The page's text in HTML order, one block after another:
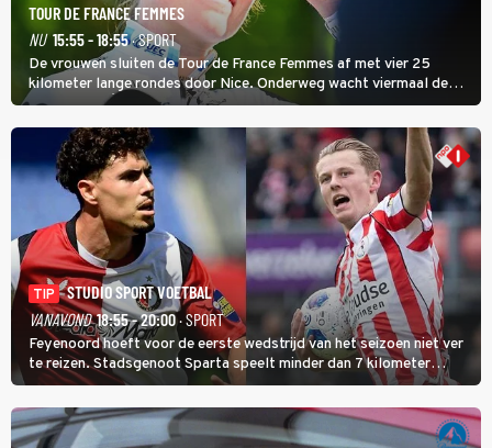
TOUR DE FRANCE FEMMES
NU 15:55 - 18:55· SPORT
De vrouwen sluiten de Tour de France Femmes af met vier 25
kilometer lange rondes door Nice. Onderweg wacht viermaal de
zware Col d'Èze. Aan de finish op de Promenade des Anglais krijgt
de eindwinnaar de laatste gele trui.
TIP
STUDIO SPORT VOETBAL
VANAVOND 18:55 - 20:00· SPORT
Feyenoord hoeft voor de eerste wedstrijd van het seizoen niet ver
te reizen. Stadsgenoot Sparta speelt minder dan 7 kilometer
verderop. Feyenoord trok de Spaanse spits Nacho Ferri aan van
KVC Westerlo uit België.